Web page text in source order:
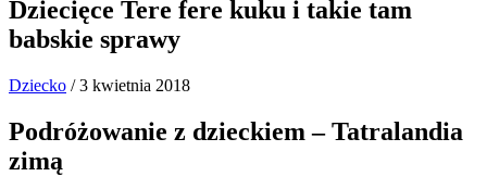
Dziecięce Tere fere kuku i takie tam
babskie sprawy
Dziecko / 3 kwietnia 2018
Podróżowanie z dzieckiem – Tatralandia
zimą